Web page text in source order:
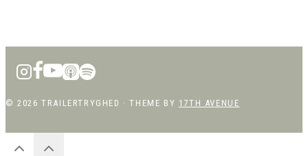
© 2026 TRAILERTRYGHED · THEME BY 17TH AVENUE